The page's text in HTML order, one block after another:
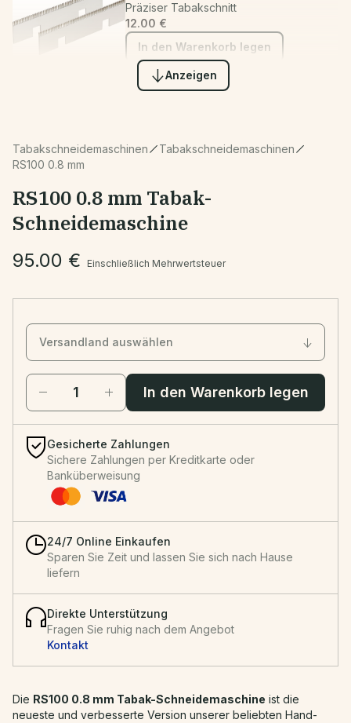
Präziser Tabakschnitt
12.00 €
In den Warenkorb legen
Edelstahl-Schneidewalzen für RS-100,
TC-100 & TC-100 Plus – Ersatzwalzen für
In den Warenkorb legen
Ersatzteil für reibungslosen Lauf
16.00 €
Anzeigen
Tabakschneidemaschinen
Tabakschneidemaschinen
RS100 0.8 mm
RS100 0.8 mm Tabak-
Schneidemaschine
95.00 € Einschließlich Mehrwertsteuer
Versandland auswählen
In den Warenkorb legen
Gesicherte Zahlungen
Sichere Zahlungen per Kreditkarte oder
Banküberweisung
24/7 Online Einkaufen
Sparen Sie Zeit und lassen Sie sich nach Hause
liefern
Direkte Unterstützung
Fragen Sie ruhig nach dem Angebot
Kontakt
Die RS100 0.8 mm Tabak-Schneidemaschine ist die
neueste und verbesserte Version unserer beliebten Hand-